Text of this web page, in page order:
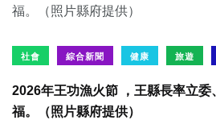
社會 綜合新聞 健康 旅遊
2026年王功漁火節 ，王縣長率立
福。（照片縣府提供）